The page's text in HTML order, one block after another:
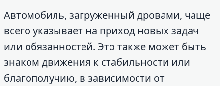
Автомобиль, загруженный дровами, чаще
всего указывает на приход новых задач
или обязанностей. Это также может быть
знаком движения к стабильности или
благополучию, в зависимости от